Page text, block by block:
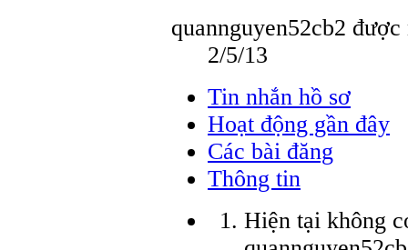
quannguyen52cb2
2/5/13
Tin nhắn hồ sơ
Hoạt động gần đây
Các bài đăng
Thông tin
Hiện tại không